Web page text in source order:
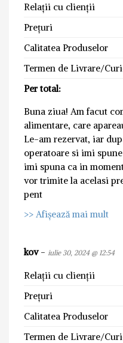
Relații cu clienții
Prețuri
Calitatea Produselor
Termen de Livrare/
Per total:
Buna ziua! Am facut
alimentare, care
Le-am rezervat, iar
operatoare si imi
imi spuna ca in
vor trimite la acelasi
pent
>> Afișează mai mult
kov- iulie 30, 2024 @ 12:54
Relații cu clienții
Prețuri
Calitatea Produselor
Termen de Livrare/